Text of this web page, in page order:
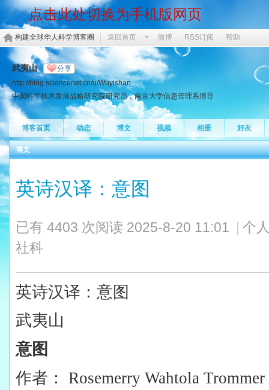
点击此处切换为手机版网页
构建全球华人科学博客圈 返回首页 微博 RSS订阅 帮助
武夷山 分享
http://blog.sciencenet.cn/u/Wuyishan
中国科学技术发展战略研究院研究员；南京大学信息管理系博导
博客首页 动态 博文 视频 相册 好友
博文
英诗汉译：意图
已有 4403 次阅读 2025-8-20 11:01
个
社科
英诗汉译：意图
武夷山
意图
作者：
Rosemerry Wahtola Trommer